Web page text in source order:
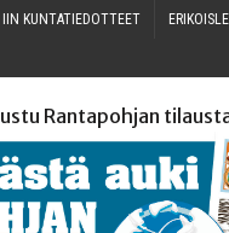
IIN KUN­TA­TIE­DOT­TEET
Rantapohjan